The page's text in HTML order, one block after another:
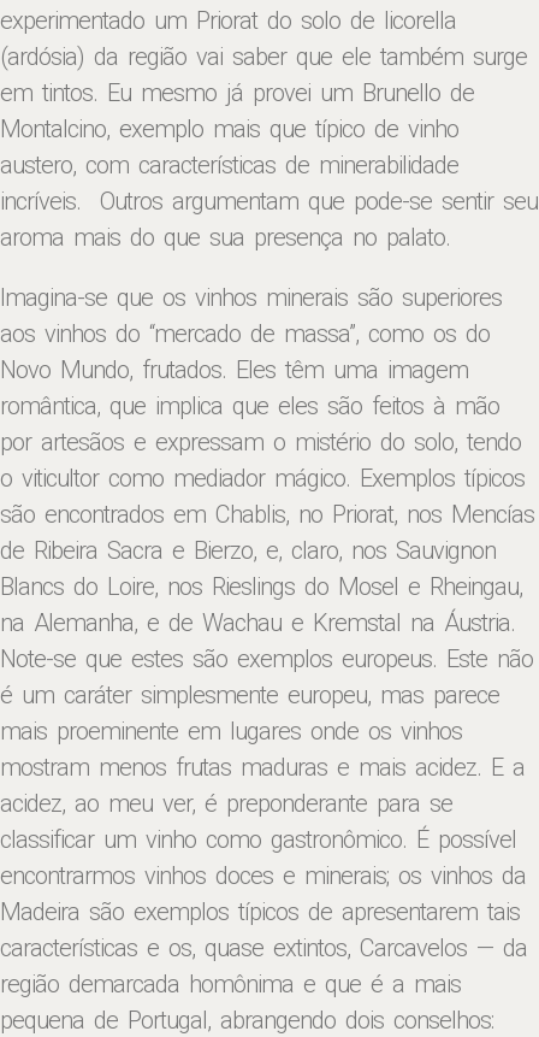
experimentado um Priorat do solo de licorella
(ardósia) da região vai saber que ele também surge
em tintos. Eu mesmo já provei um Brunello de
Montalcino, exemplo mais que típico de vinho
austero, com características de minerabilidade
incríveis. Outros argumentam que pode-se sentir seu
aroma mais do que sua presença no palato.
Imagina-se que os vinhos minerais são superiores
aos vinhos do “mercado de massa”, como os do
Novo Mundo, frutados. Eles têm uma imagem
romântica, que implica que eles são feitos à mão
por artesãos e expressam o mistério do solo, tendo
o viticultor como mediador mágico. Exemplos típicos
são encontrados em Chablis, no Priorat, nos Mencías
de Ribeira Sacra e Bierzo, e, claro, nos Sauvignon
Blancs do Loire, nos Rieslings do Mosel e Rheingau,
na Alemanha, e de Wachau e Kremstal na Áustria.
Note-se que estes são exemplos europeus. Este não
é um caráter simplesmente europeu, mas parece
mais proeminente em lugares onde os vinhos
mostram menos frutas maduras e mais acidez. E a
acidez, ao meu ver, é preponderante para se
classificar um vinho como gastronômico. É possível
encontrarmos vinhos doces e minerais; os vinhos da
Madeira são exemplos típicos de apresentarem tais
características e os, quase extintos, Carcavelos — da
região demarcada homônima e que é a mais
pequena de Portugal, abrangendo dois conselhos: